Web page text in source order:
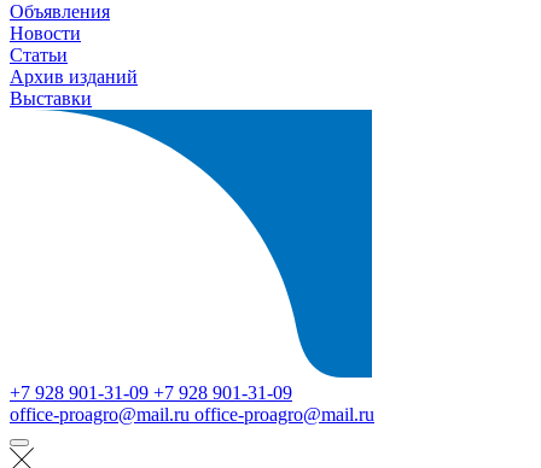
Объявления
Новости
Статьи
Архив изданий
Выставки
+7 928 901-31-09 +7 928 901-31-09
office-proagro@mail.ru office-proagro@mail.ru